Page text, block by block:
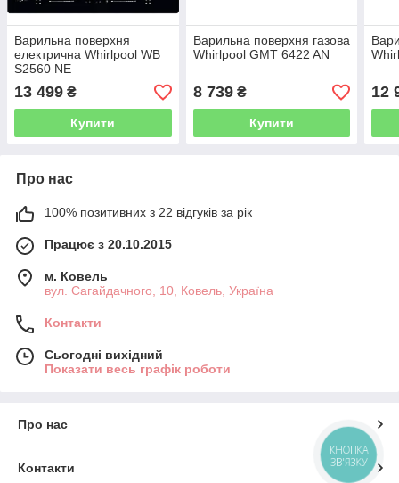
Варильна поверхня
електрична Whirlpool WB
S2560 NE
13 499 ₴
Купити
Варильна поверхня газова
Whirlpool GMT 6422 AN
8 739₴
Купити
12
Про нас
100% позитивних з 22 відгуків за рік
Працює з 20.10.2015
м. Ковель
вул. Сагайдачного, 10, Ковель, Україна
Контакти
Сьогодні вихідний
Показати весь графік роботи
Про нас
Контакти
КНОПКА
ЗВ'ЯЗКУ